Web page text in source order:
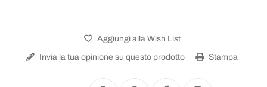
Aggiungi alla Wish List
Invia la tua opinione su questo prodotto Stampa